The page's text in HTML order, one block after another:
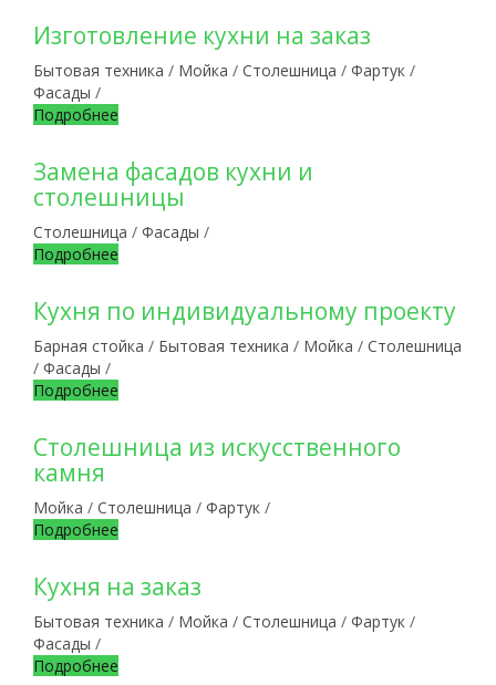
Изготовление кухни на заказ
Бытовая техника / Мойка / Столешница / Фартук /
Фасады /
Подробнее
Замена фасадов кухни и
столешницы
Столешница / Фасады /
Подробнее
Кухня по индивидуальному проекту
Барная стойка / Бытовая техника / Мойка / Столешница
/ Фасады /
Подробнее
Столешница из искусственного
камня
Мойка / Столешница / Фартук /
Подробнее
Кухня на заказ
Бытовая техника / Мойка / Столешница / Фартук /
Фасады /
Подробнее